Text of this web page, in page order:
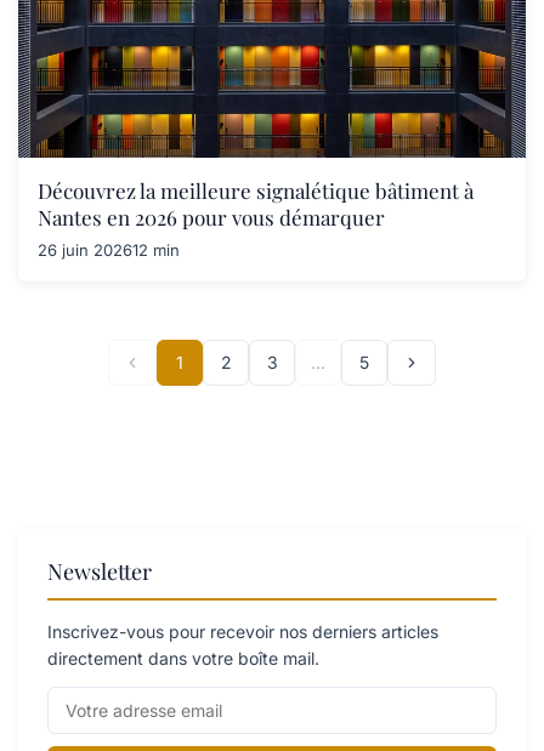
Découvrez la meilleure signalétique bâtiment à
Nantes en 2026 pour vous démarquer
26 juin 202612 min
1 2 3 … 5
Newsletter
Inscrivez-vous pour recevoir nos derniers articles
directement dans votre boîte mail.